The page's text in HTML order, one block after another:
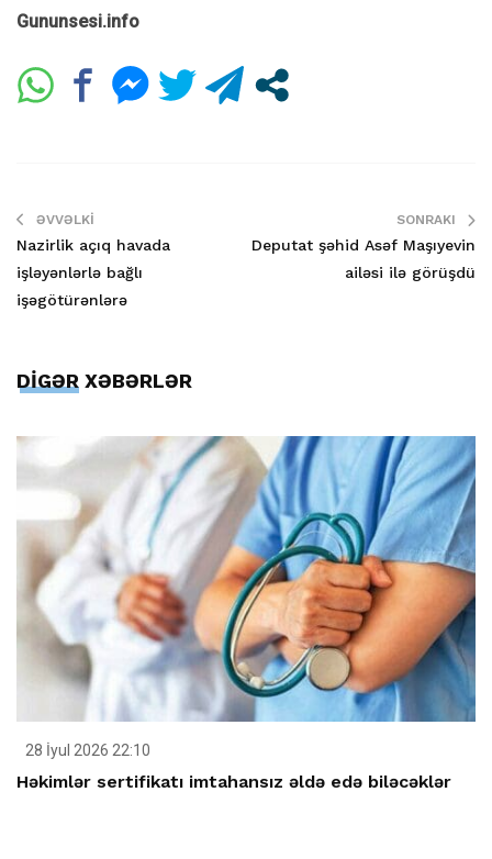
Gununsesi.info
ƏVVƏLKI
Nazirlik açıq havada
işləyənlərlə bağlı
işəgötürənlərə
SONRAKI
Deputat şəhid Asəf Maşıyevin
ailəsi ilə görüşdü
DİGƏR XƏBƏRLƏR
28 İyul 2026 22:10
Həkimlər sertifikatı imtahansız əldə edə biləcəklər